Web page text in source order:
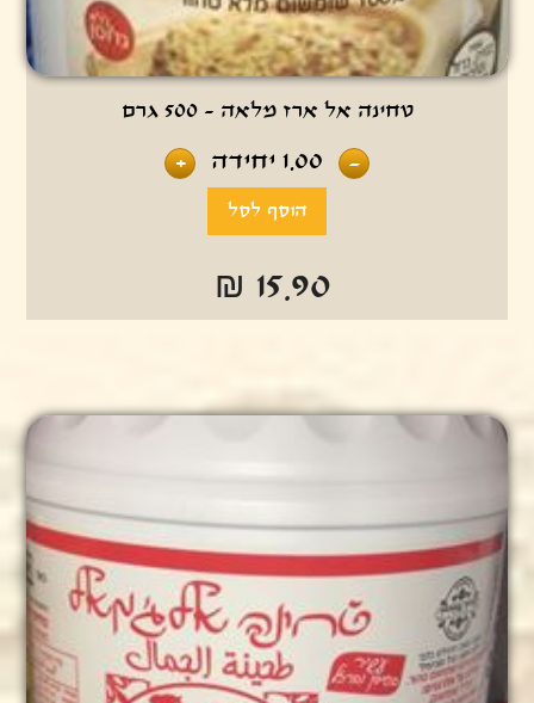
טחינה אל ארז מלאה - 500 גרם
-
1.00 יחידה +
₪ 15.90